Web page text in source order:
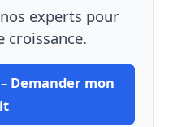
experts pour
croissance.
Demander mon